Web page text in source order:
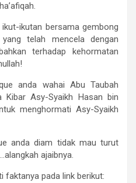
ikutan bersama gembong
telah mencela dengan
terhadap kehormatan
anda wahai Abu Taubah
Kibar Asy-Syaikh Hasan bin
menghormati Asy-Syaikh
anda diam tidak mau turut
ajaibnya.
faktanya pada link berikut: